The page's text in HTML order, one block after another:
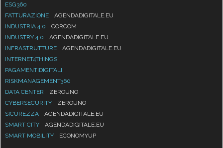
ESG360
FATTURAZIONE
AGENDADIGITALE.EU
INDUSTRIA 4.0
CORCOM
INDUSTRY 4.0
AGENDADIGITALE.EU
INFRASTRUTTURE
AGENDADIGITALE.EU
INTERNET4THINGS
PAGAMENTIDIGITALI
RISKMANAGEMENT360
DATA CENTER
ZEROUNO
CYBERSECURITY
ZEROUNO
SICUREZZA
AGENDADIGITALE.EU
SMART CITY
AGENDADIGITALE.EU
SMART MOBILITY
ECONOMYUP